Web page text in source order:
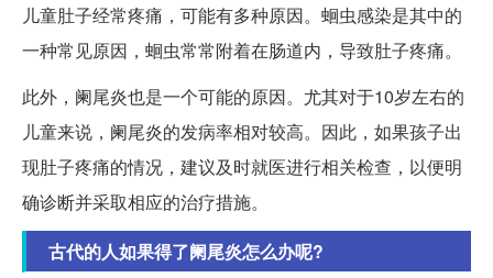
儿童肚子经常疼痛，可能有多种原因。蛔虫感染是其中的
一种常见原因，蛔虫常常附着在肠道内，导致肚子疼痛。
此外，阑尾炎也是一个可能的原因。尤其对于10岁左右的
儿童来说，阑尾炎的发病率相对较高。因此，如果孩子出
现肚子疼痛的情况，建议及时就医进行相关检查，以便明
确诊断并采取相应的治疗措施。
古代的人如果得了阑尾炎怎么办呢?